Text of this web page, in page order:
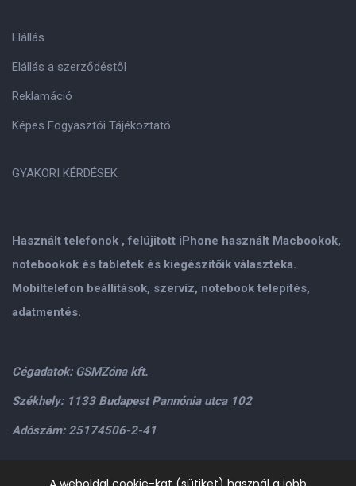
Használt telefonok , felújitott iPhone használt Macbookok,
notebookok és tabletek és kiegészitőik választéka.
Mobiltelefon beállitások, szervíz, notebook telepités,
adatmentés.
Cégadatok: GSMZóna kft.
Székhely: 1133 Budapest Pannónia utca 102
Adószám: 25174506-2-41
Személyes átvétel: GSMZóna kft. 1134.Bp. Váci út 9-15
Elállás
Elállás a szerződéstől
Reklamáció
Képes Fogyasztói Tájékoztató
GYAKORI KÉRDÉSEK